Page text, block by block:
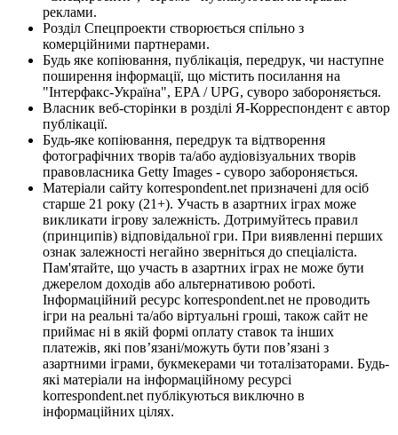
реклами.
Розділ Спецпроекти створюється спільно з
комерційними партнерами.
Будь яке копіювання, публікація, передрук, чи наступне
поширення інформації, що містить посилання на
"Інтерфакс-Україна", EPA / UPG, суворо забороняється.
Власник веб-сторінки в розділі Я-Корреспондент є автор
публікації.
Будь-яке копіювання, передрук та відтворення
фотографічних творів та/або аудіовізуальних творів
правовласника Getty Images - суворо забороняється.
Матеріали сайту korrespondent.net призначені для осіб
старше 21 року (21+). Участь в азартних іграх може
викликати ігрову залежність. Дотримуйтесь правил
(принципів) відповідальної гри. При виявленні перших
ознак залежності негайно зверніться до спеціаліста.
Пам'ятайте, що участь в азартних іграх не може бути
джерелом доходів або альтернативою роботі.
Інформаційний ресурс korrespondent.net не проводить
ігри на реальні та/або віртуальні гроші, також сайт не
приймає ні в якій формі оплату ставок та інших
платежів, які пов’язані/можуть бути пов’язані з
азартними іграми, букмекерами чи тоталізаторами. Будь-
які матеріали на інформаційному ресурсі
korrespondent.net публікуються виключно в
інформаційних цілях.